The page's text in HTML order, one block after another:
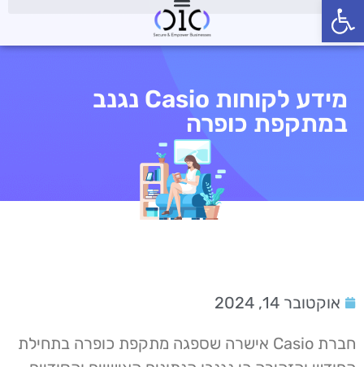
פתח סרגל נגישות
מידע לקוחות Casio נגנב
במתקפת כופרה
אוקטובר 14, 2024
חברת Casio אישרה שספגה מתקפת כופרה בתחילת